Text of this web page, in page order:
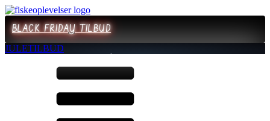
BLACK FRIDAY TILBUD
JULETILBUD